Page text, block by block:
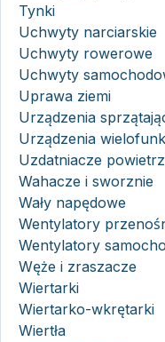
Tynki
Uchwyty narciarskie
Uchwyty rowerowe
Uchwyty
Uprawa ziemi
Urządzenia
Urządzenia
Uzdatniacze
Wahacze i sworznie
Wały napędowe
Wentylatory
Wentylatory
Węże i zraszacze
Wiertarki
Wiertarko-wkrętarki
Wiertła